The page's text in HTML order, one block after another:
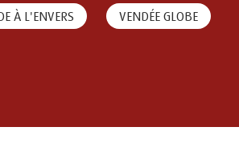
À L'ENVERS VENDÉE GLOBE